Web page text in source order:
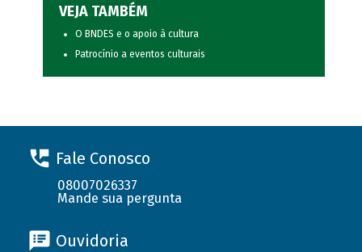
VEJA TAMBÉM
O BNDES e o apoio à cultura
Patrocínio a eventos culturais
Fale Conosco
08007026337
Mande sua pergunta
Ouvidoria